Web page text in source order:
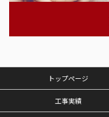
トップページ
工事実績